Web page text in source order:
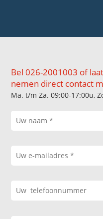
Bel 026-2001003 of
nemen direct contact
Ma. t/m Za. 09:00-17:00u,